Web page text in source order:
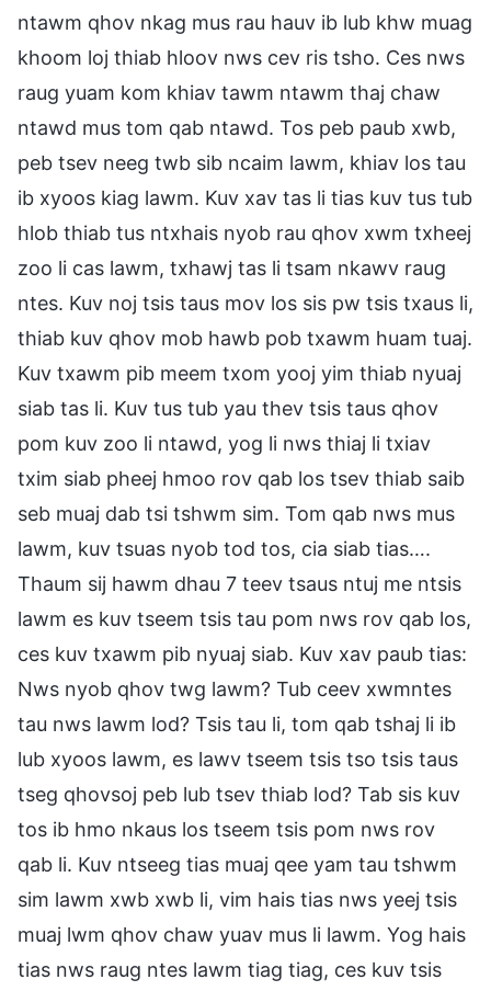
ntawm qhov nkag mus rau hauv ib lub khw muag
khoom loj thiab hloov nws cev ris tsho. Ces nws
raug yuam kom khiav tawm ntawm thaj chaw
ntawd mus tom qab ntawd. Tos peb paub xwb,
peb tsev neeg twb sib ncaim lawm, khiav los tau
ib xyoos kiag lawm. Kuv xav tas li tias kuv tus tub
hlob thiab tus ntxhais nyob rau qhov xwm txheej
zoo li cas lawm, txhawj tas li tsam nkawv raug
ntes. Kuv noj tsis taus mov los sis pw tsis txaus li,
thiab kuv qhov mob hawb pob txawm huam tuaj.
Kuv txawm pib meem txom yooj yim thiab nyuaj
siab tas li. Kuv tus tub yau thev tsis taus qhov
pom kuv zoo li ntawd, yog li nws thiaj li txiav
txim siab pheej hmoo rov qab los tsev thiab saib
seb muaj dab tsi tshwm sim. Tom qab nws mus
lawm, kuv tsuas nyob tod tos, cia siab tias….
Thaum sij hawm dhau 7 teev tsaus ntuj me ntsis
lawm es kuv tseem tsis tau pom nws rov qab los,
ces kuv txawm pib nyuaj siab. Kuv xav paub tias:
Nws nyob qhov twg lawm? Tub ceev xwmntes
tau nws lawm lod? Tsis tau li, tom qab tshaj li ib
lub xyoos lawm, es lawv tseem tsis tso tsis taus
tseg qhovsoj peb lub tsev thiab lod? Tab sis kuv
tos ib hmo nkaus los tseem tsis pom nws rov
qab li. Kuv ntseeg tias muaj qee yam tau tshwm
sim lawm xwb xwb li, vim hais tias nws yeej tsis
muaj lwm qhov chaw yuav mus li lawm. Yog hais
tias nws raug ntes lawm tiag tiag, ces kuv tsis